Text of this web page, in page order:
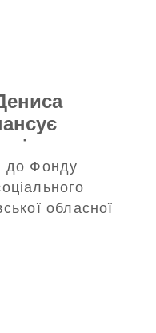
на
до Фонду
обласної